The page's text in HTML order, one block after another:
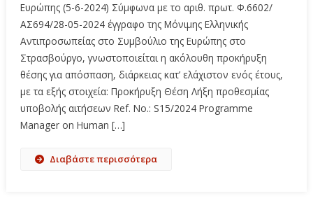
Ευρώπης (5-6-2024) Σύμφωνα με το αριθ. πρωτ. Φ.6602/
ΑΣ694/28-05-2024 έγγραφο της Μόνιμης Ελληνικής
Αντιπροσωπείας στο Συμβούλιο της Ευρώπης στο
Στρασβούργο, γνωστοποιείται η ακόλουθη προκήρυξη
θέσης για απόσπαση, διάρκειας κατ’ ελάχιστον ενός έτους,
με τα εξής στοιχεία: Προκήρυξη Θέση Λήξη προθεσμίας
υποβολής αιτήσεων Ref. No.: S15/2024 Programme
Manager on Human […]
Διαβάστε περισσότερα